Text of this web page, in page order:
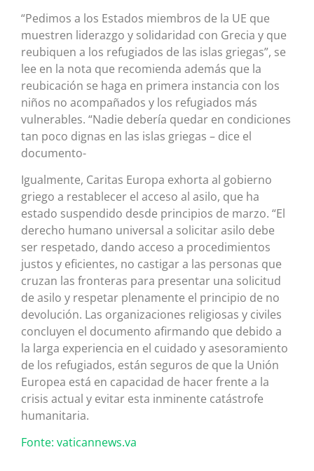
“Pedimos a los Estados miembros de la UE que
muestren liderazgo y solidaridad con Grecia y que
reubiquen a los refugiados de las islas griegas”, se
lee en la nota que recomienda además que la
reubicación se haga en primera instancia con los
niños no acompañados y los refugiados más
vulnerables. “Nadie debería quedar en condiciones
tan poco dignas en las islas griegas – dice el
documento-
Igualmente, Caritas Europa exhorta al gobierno
griego a restablecer el acceso al asilo, que ha
estado suspendido desde principios de marzo. “El
derecho humano universal a solicitar asilo debe
ser respetado, dando acceso a procedimientos
justos y eficientes, no castigar a las personas que
cruzan las fronteras para presentar una solicitud
de asilo y respetar plenamente el principio de no
devolución. Las organizaciones religiosas y civiles
concluyen el documento afirmando que debido a
la larga experiencia en el cuidado y asesoramiento
de los refugiados, están seguros de que la Unión
Europea está en capacidad de hacer frente a la
crisis actual y evitar esta inminente catástrofe
humanitaria.
Fonte: vaticannews.va